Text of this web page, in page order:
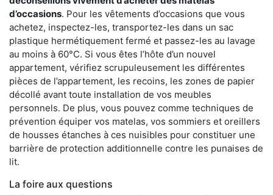
d’occasions. Pour les vêtements d’occasions que vous
achetez, inspectez-les, transportez-les dans un sac
plastique hermétiquement fermé et passez-les au lavage
au moins à 60°C. Si vous êtes l’hôte d’un nouvel
appartement, vérifiez scrupuleusement les différentes
pièces de l’appartement, les recoins, les zones de papier
décollé avant toute installation de vos meubles
personnels. De plus, vous pouvez comme techniques de
prévention équiper vos matelas, vos sommiers et oreillers
de housses étanches à ces nuisibles pour constituer une
barrière de protection additionnelle contre les punaises de
lit.
La foire aux questions